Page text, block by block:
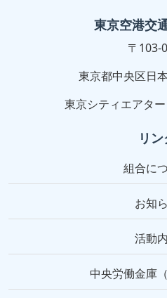
東京空港交
〒103-
東京都中央区日
東京シティエアタ
リン
組合に
お知
活動
中央労働金庫